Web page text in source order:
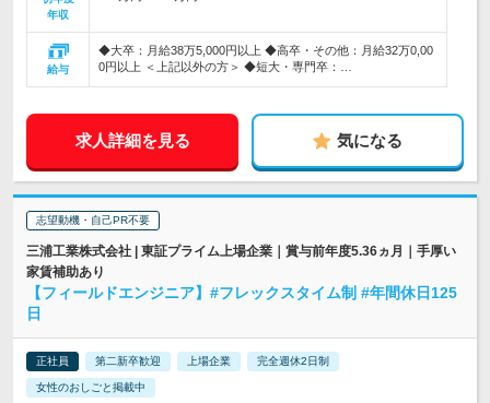
年収
給与
◆大卒：月給38万5,000円以上 ◆高卒・その他：月給32万0,00
0円以上 ＜上記以外の方＞ ◆短大・専門卒：…
求人詳細を見る 気になる
志望動機・自己PR不要
三浦工業株式会社 | 東証プライム上場企業｜賞与前年度5.36ヵ月｜手厚い
家賃補助あり
【フィールドエンジニア】#フレックスタイム制 #年間休日125
日
正社員 第二新卒歓迎 上場企業 完全週休2日制
女性のおしごと掲載中